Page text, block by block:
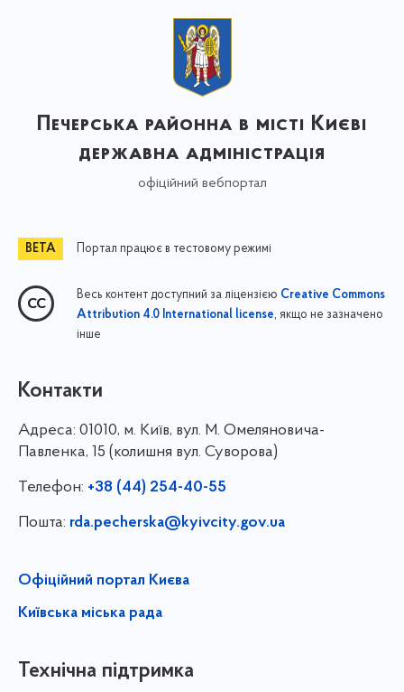
Печерська районна в місті Києві
державна адміністрація
офіційний вебпортал
Портал працює в тестовому режимі
Весь контент доступний за ліцензією Creative Commons
Attribution 4.0 International license, якщо не зазначено
інше
Контакти
Адреса: 01010, м. Київ, вул. М. Омеляновича-
Павленка, 15 (колишня вул. Суворова)
Телефон: +38 (44) 254-40-55
Пошта: rda.pecherska@kyivcity.gov.ua
Офіційний портал Києва
Київська міська рада
Технічна підтримка